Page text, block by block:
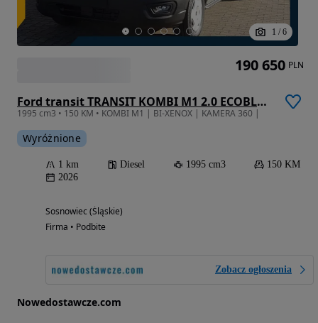
1 / 6
Ford transit TRANSIT KOMBI M1 2.0 ECOBLUE 150KM LDT 6.2 A8 FWD TREND 350 L3
1995 cm3 • 150 KM • KOMBI M1 | BI-XENOX | KAMERA 360 |
Wyróżnione
1 km Diesel 1995 cm3
150 KM
2026
Sosnowiec (Śląskie)
Firma • Podbite
Zobacz ogłoszenia
Nowedostawcze.com
190 650 PLN